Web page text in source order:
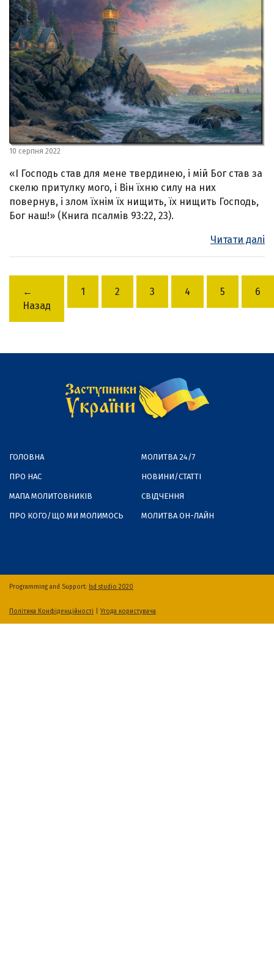
10 серпня 2022
«І Господь став для мене твердинею, і мій Бог став за
скелю притулку мого, і Він їхню силу на них
повернув, і злом їхнім їх нищить, їх нищить Господь,
Бог наш!» (Книга псалмів 93:22, 23).
Читати далі
←
Назад
1 2 3 4 5 6
ГОЛОВНА
ПРО НАС
МАПА МОЛИТОВНИКІВ
ПРО КОГО/ЩО МИ МОЛИМОСЬ
МОЛИТВА 24/7
НОВИНИ/СТАТТІ
СВІДЧЕННЯ
МОЛИТВА ОН-ЛАЙН
Programming and Support: lsd studio 2020
Політика Конфіденційності Угода користувача